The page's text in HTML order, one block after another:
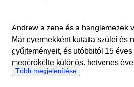
Andrew a zene és a hanglemezek
Már gyermekként kutatta szülei és
gyűjteményeit, és utóbbitól 15 éves
megörökölte különös, hetvenes
rock és metal zenei kollekcióját,
Több megjelenítése